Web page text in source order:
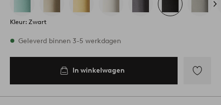
Kleur: Zwart
Op voorraad
Geleverd binnen 3-5 werkdagen
In winkelwagen
aan